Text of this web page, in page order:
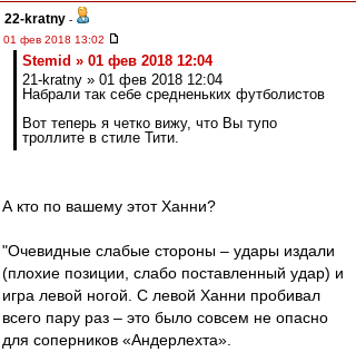
22-kratny -
01 фев 2018 13:02
Stemid » 01 фев 2018 12:04
21-kratny » 01 фев 2018 12:04
Набрали так себе средненьких футболистов
Вот теперь я четко вижу, что Вы тупо
троллите в стиле Тити.
А кто по вашему этот Ханни?
"Очевидные слабые стороны – удары издали
(плохие позиции, слабо поставленный удар) и
игра левой ногой. С левой Ханни пробивал
всего пару раз – это было совсем не опасно
для соперников «Андерлехта».